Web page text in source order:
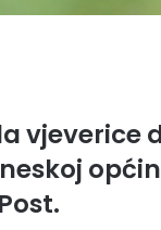
vjeverice